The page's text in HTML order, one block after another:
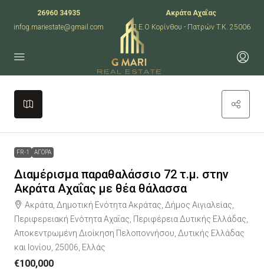
26960 34935
infog.mariestate@gmail.com
Ακράτα Αχαΐας
Π.Ε.Ο Κορίνθου - Πατρών T.K. 25006
+
Leaflet|
FR-1 ΑΓΟΡΑ
Διαμέρισμα παραθαλάσσιο 72 τ.μ. στην
Ακράτα Αχαΐας με θέα θάλασσα
Ακράτα, Δημοτική Ενότητα Ακράτας, Δήμος Αιγιαλείας,
Περιφερειακή Ενότητα Αχαΐας, Περιφέρεια Δυτικής Ελλάδας,
Αποκεντρωμένη Διοίκηση Πελοποννήσου, Δυτικής Ελλάδας
και Ιονίου, 25006, Ελλάς
€100,000